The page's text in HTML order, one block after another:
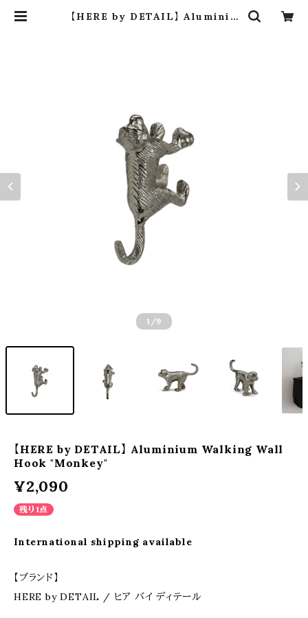
【HERE by DETAIL】 Aluminiu
1 /9
【HERE by DETAIL】 Aluminium Walking Wall
Hook "Monkey"
¥2,090
残り1点
International shipping available
【ブランド】
HERE by DETAIL / ヒア バイ ディテール